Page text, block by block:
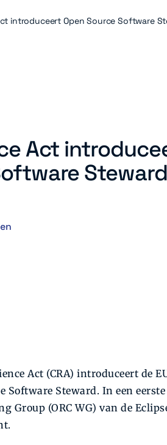
introduceert Open Source Software
Act
Steward
Act (CRA) introduceert de
Software Steward. In een
Group (ORC WG) van de